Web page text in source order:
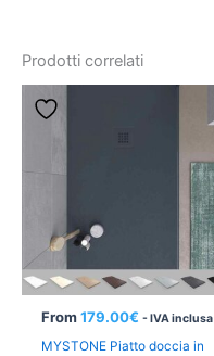
Prodotti correlati
From 179.00€ - IVA inclusa
MYSTONE Piatto doccia in